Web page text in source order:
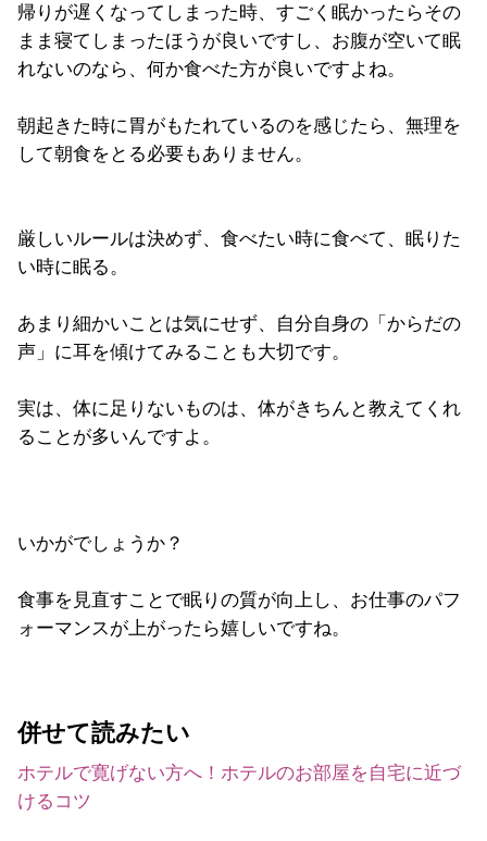
帰りが遅くなってしまった時、すごく眠かったらその
まま寝てしまったほうが良いですし、お腹が空いて眠
れないのなら、何か食べた方が良いですよね。
朝起きた時に胃がもたれているのを感じたら、無理を
して朝食をとる必要もありません。
厳しいルールは決めず、食べたい時に食べて、眠りた
い時に眠る。
あまり細かいことは気にせず、自分自身の「からだの
声」に耳を傾けてみることも大切です。
実は、体に足りないものは、体がきちんと教えてくれ
ることが多いんですよ。
いかがでしょうか？
食事を見直すことで眠りの質が向上し、お仕事のパフ
ォーマンスが上がったら嬉しいですね。
併せて読みたい
ホテルで寛げない方へ！ホテルのお部屋を自宅に近づ
けるコツ